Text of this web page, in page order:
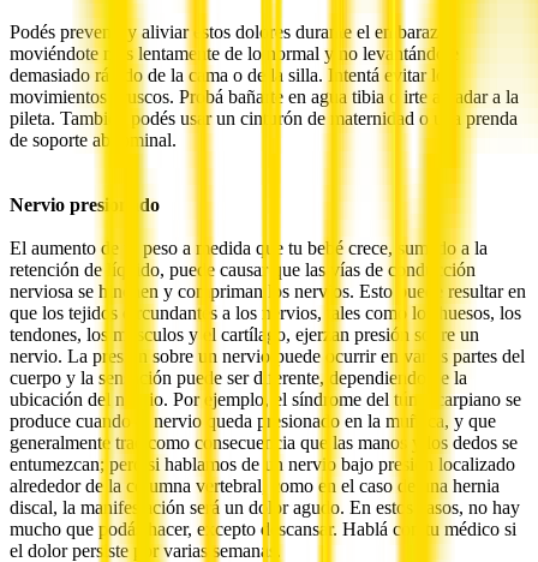
Podés prevenir y aliviar estos dolores durante el embarazo
moviéndote más lentamente de lo normal y no levantándote
demasiado rápido de la cama o de la silla. Intentá evitar los
movimientos bruscos. Probá bañarte en agua tibia o irte a nadar a la
pileta. También podés usar un cinturón de maternidad o una prenda
de soporte abdominal.
Nervio presionado
El aumento de tu peso a medida que tu bebé crece, sumado a la
retención de líquido, puede causar que las vías de conducción
nerviosa se hinchen y compriman los nervios. Esto puede resultar en
que los tejidos circundantes a los nervios, tales como los huesos, los
tendones, los músculos y el cartílago, ejerzan presión sobre un
nervio. La presión sobre un nervio puede ocurrir en varias partes del
cuerpo y la sensación puede ser diferente, dependiendo de la
ubicación del nervio. Por ejemplo, el síndrome del túnel carpiano se
produce cuando el nervio queda presionado en la muñeca, y que
generalmente trae como consecuencia que las manos y los dedos se
entumezcan; pero si hablamos de un nervio bajo presión localizado
alrededor de la columna vertebral, como en el caso de una hernia
discal, la manifestación será un dolor agudo. En estos casos, no hay
mucho que podás hacer, excepto descansar. Hablá con tu médico si
el dolor persiste por varias semanas.